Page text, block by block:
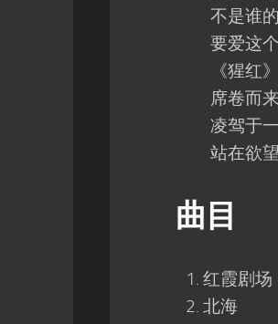
不是谁的
要爱这个
《猩红》
席卷而来
凌驾于一
站在欲望
曲目
红霞剧场
北海